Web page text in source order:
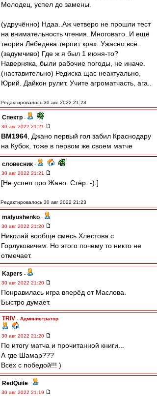
Молодец, успел до замены.
(удручённо) Ндаа..Аж четверо не прошли тест
на внимательность чтения. Многовато..И ещё
теория Лебедева терпит крах. Ужасно всё..
(задумчиво) Где ж я был 1 июня-то?
Наверняка, были рабочие погоды, не иначе.
(наставительно) Редиска щас неактуально,
Юрий. Дайкон рулит. Учите агроматчасть, ага..
Редактировалось 30 авг 2022 21:23
Спектр -
30 авг 2022 21:21
BM1964 , Джано первый гол забил Краснодару
на Кубок, тоже в первом же своем матче
словесник -
30 авг 2022 21:21
[Не успел про Жано. Стёр :-).]
Редактировалось 30 авг 2022 21:23
malyushenko -
30 авг 2022 21:20
Николай вообще смесь Хлестова с
Горлуковичем. Но этого почему то никто не
отмечает.
Kapers -
30 авг 2022 21:20
Понравилась игра вперёд от Маслова.
Быстро думает.
TRIV - Администратор
30 авг 2022 21:20
По итогу матча и прочитанной книги...
А где Шамар???
Всех с победой!!! )
RedQuite -
30 авг 2022 21:19